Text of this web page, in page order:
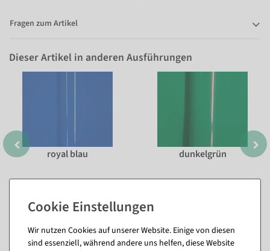
Fragen zum Artikel
Dieser Artikel in anderen Ausführungen
royal blau dunkelgrün
Wir nutzen Cookies auf unserer Website. Einige von diesen
sind essenziell, während andere uns helfen, diese Website